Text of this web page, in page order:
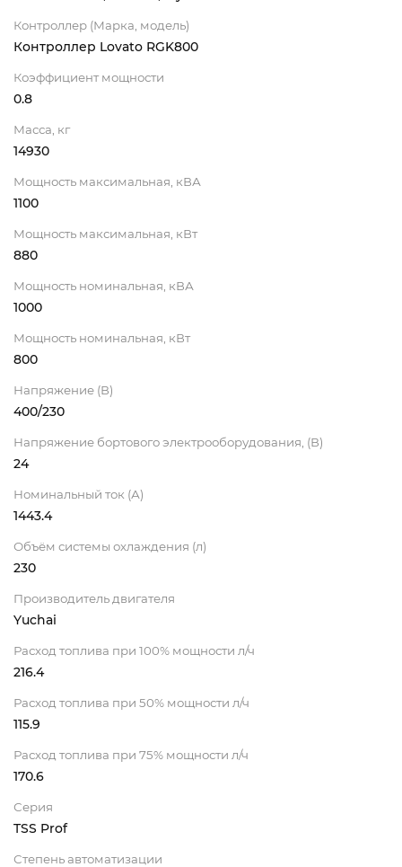
Контроллер (Марка, модель)
Контроллер Lovato RGK800
Коэффициент мощности
0.8
Масса, кг
14930
Мощность максимальная, кВА
1100
Мощность максимальная, кВт
880
Мощность номинальная, кВА
1000
Мощность номинальная, кВт
800
Напряжение (В)
400/230
Напряжение бортового электрооборудования, (В)
24
Номинальный ток (А)
1443.4
Объём системы охлаждения (л)
230
Производитель двигателя
Yuchai
Расход топлива при 100% мощности л/ч
216.4
Расход топлива при 50% мощности л/ч
115.9
Расход топлива при 75% мощности л/ч
170.6
Серия
TSS Prof
Степень автоматизации